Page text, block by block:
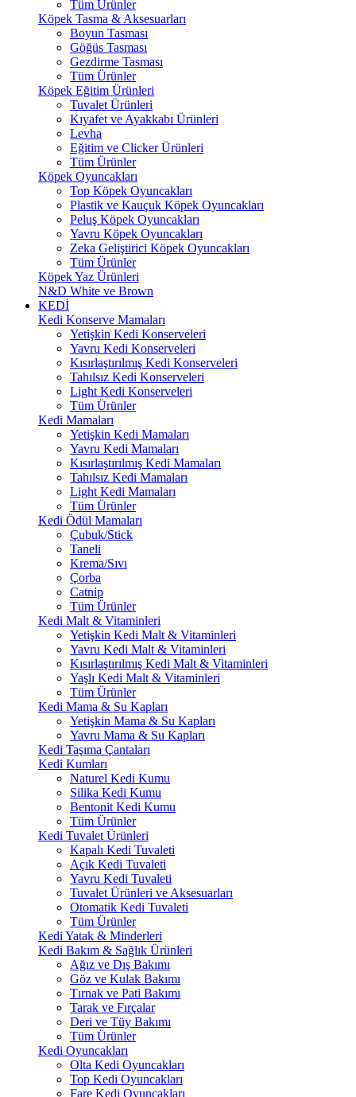
Tüm Ürünler
Köpek Tasma & Aksesuarları
Boyun Tasması
Göğüs Tasması
Gezdirme Tasması
Tüm Ürünler
Köpek Eğitim Ürünleri
Tuvalet Ürünleri
Kıyafet ve Ayakkabı Ürünleri
Levha
Eğitim ve Clicker Ürünleri
Tüm Ürünler
Köpek Oyuncakları
Top Köpek Oyuncakları
Plastik ve Kauçuk Köpek Oyuncakları
Peluş Köpek Oyuncakları
Yavru Köpek Oyuncakları
Zeka Geliştirici Köpek Oyuncakları
Tüm Ürünler
Köpek Yaz Ürünleri
N&D White ve Brown
KEDİ
Kedi Konserve Mamaları
Yetişkin Kedi Konserveleri
Yavru Kedi Konserveleri
Kısırlaştırılmış Kedi Konserveleri
Tahılsız Kedi Konserveleri
Light Kedi Konserveleri
Tüm Ürünler
Kedi Mamaları
Yetişkin Kedi Mamaları
Yavru Kedi Mamaları
Kısırlaştırılmış Kedi Mamaları
Tahılsız Kedi Mamaları
Light Kedi Mamaları
Tüm Ürünler
Kedi Ödül Mamaları
Çubuk/Stick
Taneli
Krema/Sıvı
Çorba
Catnip
Tüm Ürünler
Kedi Malt & Vitaminleri
Yetişkin Kedi Malt & Vitaminleri
Yavru Kedi Malt & Vitaminleri
Kısırlaştırılmış Kedi Malt & Vitaminleri
Yaşlı Kedi Malt & Vitaminleri
Tüm Ürünler
Kedi Mama & Su Kapları
Yetişkin Mama & Su Kapları
Yavru Mama & Su Kapları
Kedi Taşıma Çantaları
Kedi Kumları
Naturel Kedi Kumu
Silika Kedi Kumu
Bentonit Kedi Kumu
Tüm Ürünler
Kedi Tuvalet Ürünleri
Kapalı Kedi Tuvaleti
Açık Kedi Tuvaleti
Yavru Kedi Tuvaleti
Tuvalet Ürünleri ve Aksesuarları
Otomatik Kedi Tuvaleti
Tüm Ürünler
Kedi Yatak & Minderleri
Kedi Bakım & Sağlık Ürünleri
Ağız ve Dış Bakımı
Göz ve Kulak Bakımı
Tırnak ve Pati Bakımı
Tarak ve Fırçalar
Deri ve Tüy Bakımı
Tüm Ürünler
Kedi Oyuncakları
Olta Kedi Oyuncakları
Top Kedi Oyuncakları
Fare Kedi Oyuncakları